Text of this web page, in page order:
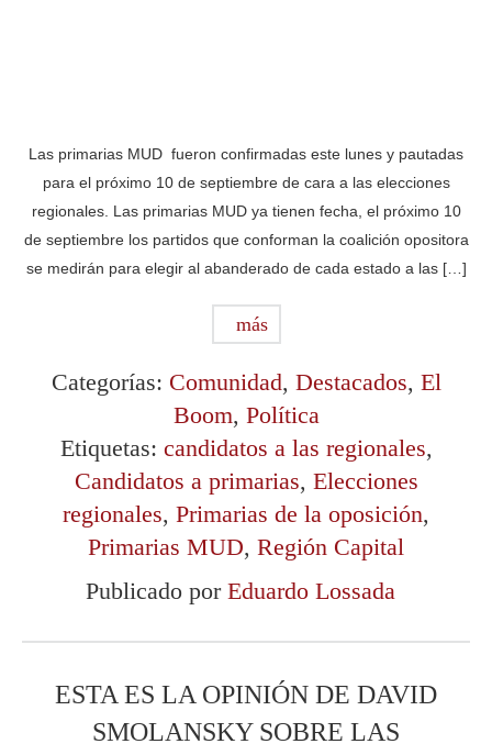
Las primarias MUD fueron confirmadas este lunes y pautadas
para el próximo 10 de septiembre de cara a las elecciones
regionales. Las primarias MUD ya tienen fecha, el próximo 10
de septiembre los partidos que conforman la coalición opositora
se medirán para elegir al abanderado de cada estado a las […]
más
Categorías: Comunidad, Destacados, El
Boom, Política
Etiquetas: candidatos a las regionales,
Candidatos a primarias, Elecciones
regionales, Primarias de la oposición,
Primarias MUD, Región Capital
Publicado por Eduardo Lossada
ESTA ES LA OPINIÓN DE DAVID
SMOLANSKY SOBRE LAS